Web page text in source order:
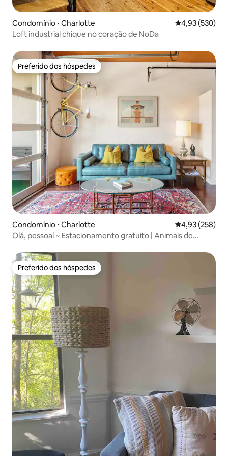
Condomínio ⋅ Charlotte 4,93 de uma
4,93 (530)
Loft industrial chique no coração de NoDa
Preferido dos hóspedes
Preferido dos hóspedes
Condomínio ⋅ Charlotte 4,93 de uma
4,93 (258)
Olá, pessoal ~ Estacionamento gratuito | Animais de
Preferido dos hóspedes
Preferido dos hóspedes